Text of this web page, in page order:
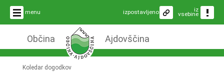
menu iz
vsebine
izpostavljeno
Občina Ajdovščina
Koledar dogodkov